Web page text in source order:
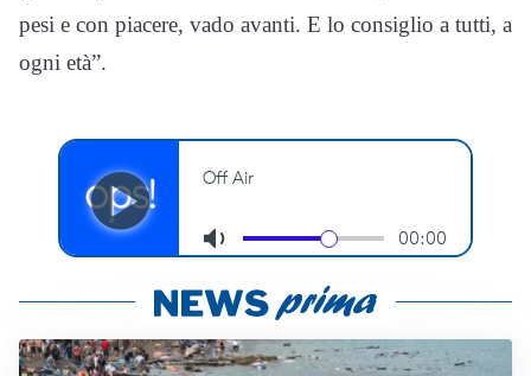
pesi e con piacere, vado avanti. E lo consiglio a tutti, a
ogni età”.